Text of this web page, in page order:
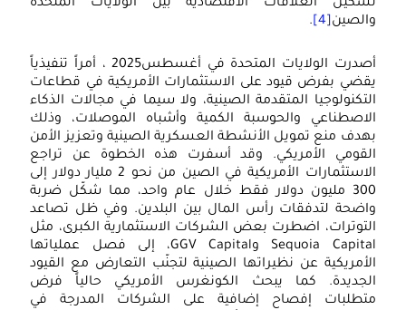
تشكيل العلاقات الاقتصادية بين الولايات المتحدة
والصين[4]
.
أصدرت الولايات المتحدة في أغسطس2025 ، أمراً تنفيذياً
يقضي بفرض قيود على الاستثمارات الأمريكية في قطاعات
التكنولوجيا المتقدمة الصينية، ولا سيما في مجالات الذكاء
الاصطناعي والحوسبة الكمية وأشباه الموصلات، وذلك
بهدف منع تمويل الأنشطة العسكرية الصينية وتعزيز الأمن
القومي الأمريكي. وقد أسفرت هذه الخطوة عن تراجع
الاستثمارات الأمريكية في الصين من نحو 2 مليار دولار إلى
300 مليون دولار فقط خلال عام واحد، مما شكّل ضربة
واضحة لتدفقات رأس المال بين البلدين. وفي ظل تصاعد
التوترات، اضطرت بعض الشركات الاستثمارية الكبرى، مثل
Sequoia Capital وGGV Capital، إلى فصل عملياتها
الأمريكية عن نظيراتها الصينية لتجنّب التعارض مع القيود
الجديدة. كما يبحث الكونغرس الأمريكي حالياً فرض
متطلبات إفصاح إضافية على الشركات المدرجة في